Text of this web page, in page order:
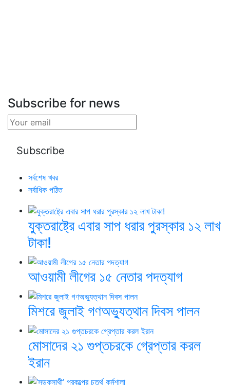
Subscribe for news
সর্বশেষ খবর
সর্বাধিক পঠিত
যুক্তরাষ্ট্রে এবার সাপ ধরার পুরস্কার ১২ লাখ
টাকা!
আওয়ামী লীগের ১৫ নেতার পদত্যাগ
মিশরে জুলাই গণঅভ্যুত্থান দিবস পালন
মোসাদের ২১ গুপ্তচরকে গ্রেপ্তার করল
ইরান